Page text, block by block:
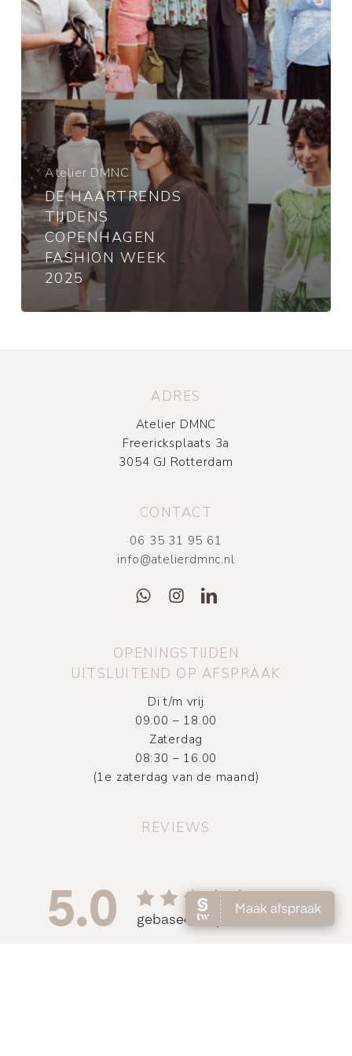
2025
Atelier DMNC
DE HAARTRENDS
TIJDENS
COPENHAGEN
FASHION WEEK
2025
ADRES
Atelier DMNC
Freericksplaats 3a
3054 GJ Rotterdam
CONTACT
06 35 31 95 61
info@atelierdmnc.nl
OPENINGSTIJDEN
UITSLUITEND OP AFSPRAAK
Di t/m vrij
09.00 – 18.00
Zaterdag
08:30 – 16.00
(1e zaterdag van de maand)
REVIEWS